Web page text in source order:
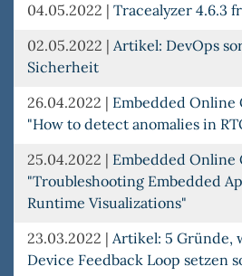
04.05.2022 | Tracealyzer 4.6.3
02.05.2022 | Artikel: DevOps
Sicherheit
26.04.2022 | Embedded
"How to detect anomalies in
25.04.2022 | Embedded
"Troubleshooting Embedded
Runtime Visualizations"
23.03.2022 | Artikel: 5 Gründe,
Device Feedback Loop setzen